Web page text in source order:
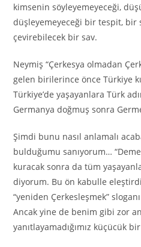
kimsenin söyleyemeyeceği,
düşleyemeyeceği bir tespit, bir
çevirebilecek bir sav.
Neymiş “Çerkesya olmadan
gelen birilerince önce Türkiye
Türkiye’de yaşayanlara Türk
Germanya doğmuş sonra
Şimdi bunu nasıl anlamalı
bulduğumu sanıyorum…
kuracak sonra da tüm
diyorum. Bu ön kabulle
“yeniden Çerkesleşmek”
Ancak yine de benim gibi zor
yanıtlayamadığımız küçücük